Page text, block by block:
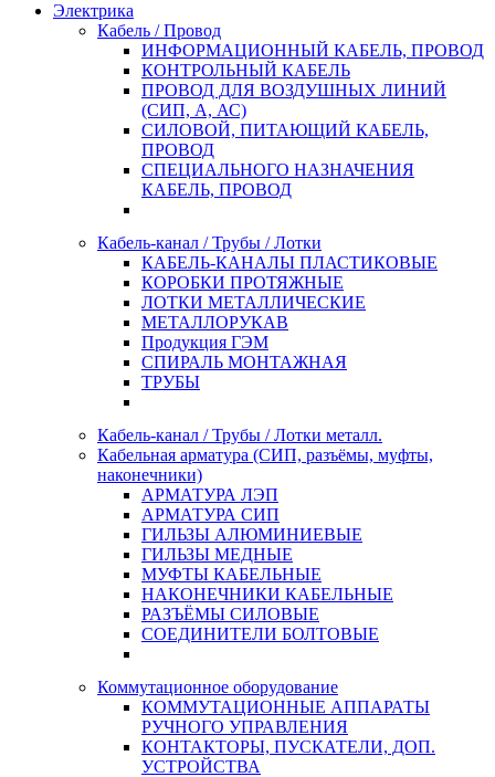
Электрика
Кабель / Провод
ИНФОРМАЦИОННЫЙ КАБЕЛЬ, ПРОВОД
КОНТРОЛЬНЫЙ КАБЕЛЬ
ПРОВОД ДЛЯ ВОЗДУШНЫХ ЛИНИЙ
(СИП, А, АС)
СИЛОВОЙ, ПИТАЮЩИЙ КАБЕЛЬ,
ПРОВОД
СПЕЦИАЛЬНОГО НАЗНАЧЕНИЯ
КАБЕЛЬ, ПРОВОД
Кабель-канал / Трубы / Лотки
КАБЕЛЬ-КАНАЛЫ ПЛАСТИКОВЫЕ
КОРОБКИ ПРОТЯЖНЫЕ
ЛОТКИ МЕТАЛЛИЧЕСКИЕ
МЕТАЛЛОРУКАВ
Продукция ГЭМ
СПИРАЛЬ МОНТАЖНАЯ
ТРУБЫ
Кабель-канал / Трубы / Лотки металл.
Кабельная арматура (СИП, разъёмы, муфты,
наконечники)
АРМАТУРА ЛЭП
АРМАТУРА СИП
ГИЛЬЗЫ АЛЮМИНИЕВЫЕ
ГИЛЬЗЫ МЕДНЫЕ
МУФТЫ КАБЕЛЬНЫЕ
НАКОНЕЧНИКИ КАБЕЛЬНЫЕ
РАЗЪЁМЫ СИЛОВЫЕ
СОЕДИНИТЕЛИ БОЛТОВЫЕ
Коммутационное оборудование
КОММУТАЦИОННЫЕ АППАРАТЫ
РУЧНОГО УПРАВЛЕНИЯ
КОНТАКТОРЫ, ПУСКАТЕЛИ, ДОП.
УСТРОЙСТВА